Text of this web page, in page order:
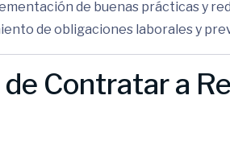
de buenas prácticas y
de obligaciones laborales y
Contratar a